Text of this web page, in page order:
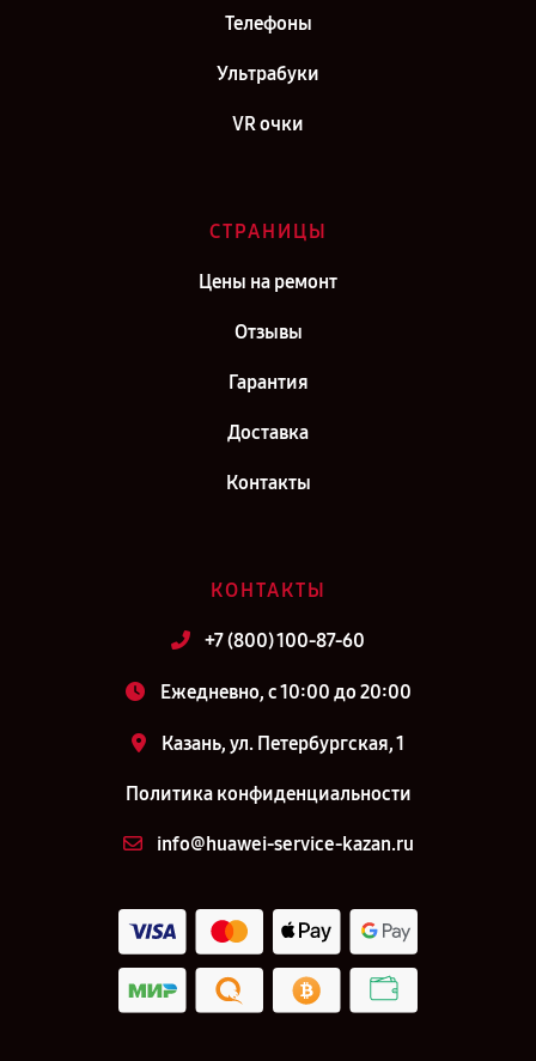
Телефоны
Ультрабуки
VR очки
СТРАНИЦЫ
Цены на ремонт
Отзывы
Гарантия
Доставка
Контакты
КОНТАКТЫ
+7 (800) 100-87-60
Ежедневно, с 10:00 до 20:00
Казань, ул. Петербургская, 1
Политика конфиденциальности
info@huawei-service-kazan.ru